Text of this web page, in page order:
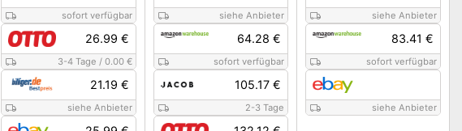
sofort verfügbar
26.99 €
3-4 Tage / 0.00 €
21.19 €
siehe Anbieter
siehe Anbieter
64.28 €
sofort verfügbar
105.17 €
2-3 Tage
siehe Anbieter
83.41 €
sofort verfügbar
siehe Anbieter